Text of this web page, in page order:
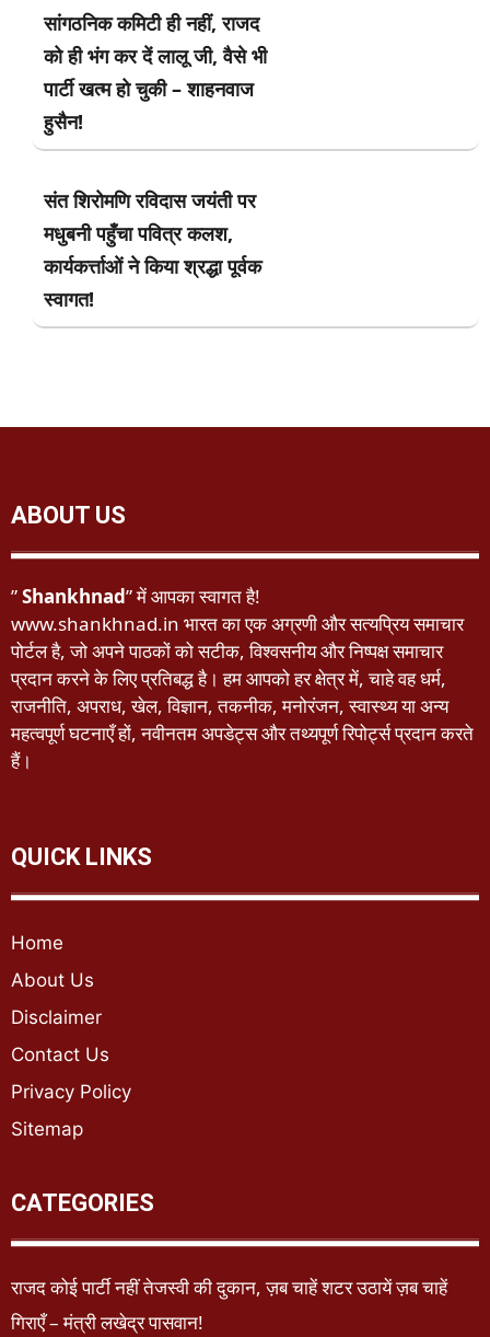
सांगठनिक कमिटी ही नहीं, राजद
को ही भंग कर दें लालू जी, वैसे भी
पार्टी खत्म हो चुकी – शाहनवाज
हुसैन!
संत शिरोमणि रविदास जयंती पर
मधुबनी पहुँचा पवित्र कलश,
कार्यकर्त्ताओं ने किया श्रद्धा पूर्वक
स्वागत!
ABOUT US
”Shankhnad” में आपका स्वागत है!
www.shankhnad.in भारत का एक अग्रणी और सत्यप्रिय समाचार
पोर्टल है, जो अपने पाठकों को सटीक, विश्वसनीय और निष्पक्ष समाचार
प्रदान करने के लिए प्रतिबद्ध है। हम आपको हर क्षेत्र में, चाहे वह धर्म,
राजनीति, अपराध, खेल, विज्ञान, तकनीक, मनोरंजन, स्वास्थ्य या अन्य
महत्वपूर्ण घटनाएँ हों, नवीनतम अपडेट्स और तथ्यपूर्ण रिपोर्ट्स प्रदान करते
हैं।
QUICK LINKS
Home
About Us
Disclaimer
Contact Us
Privacy Policy
Sitemap
CATEGORIES
राजद कोई पार्टी नहीं तेजस्वी की दुकान, ज़ब चाहें शटर उठायें ज़ब चाहें
गिराएँ – मंत्री लखेद्र पासवान!